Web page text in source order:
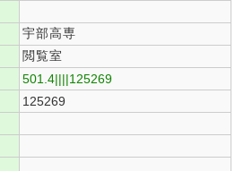
宇部高専
閲覧室
501.4||||125269
125269